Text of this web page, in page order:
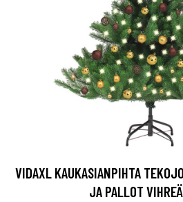
VIDAXL KAUKASIANPIHTA
JA PALLOT